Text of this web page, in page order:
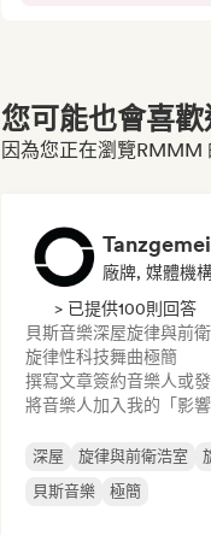
您可能也會喜
因為您正在瀏覽RMMM
> 已提供100則回答
貝斯音樂深屋旋律與前
旋律性科技舞曲極簡
撰寫文章簽約音樂人或
將音樂人加入我的「影
深屋 旋律與前衛浩室
貝斯音樂
極簡